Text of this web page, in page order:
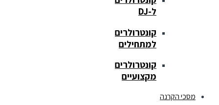
ל-DJ
קונטרולרים
למתחילים
קונטרולרים
מקצועיים
מסכי הקרנה